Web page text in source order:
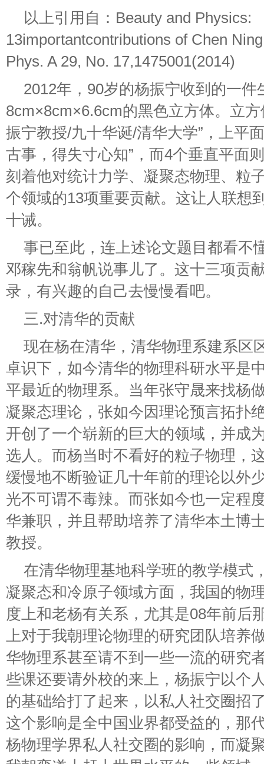
以上引用自：Beauty and Physics:
13importantcontributions of Chen
Phys. A 29, No. 17,1475001(2014)
2012年，90岁的杨振宁收到的一件
8cm×8cm×6.6cm的黑色立方体。立
振宁教授/九十华诞/清华大学”，上平
古事，得失寸心知”，而4个垂直平面
刻着他对统计力学、凝聚态物理、粒
个领域的13项重要贡献。这让人联想
十诫。
事已至此，连上述论文题目都看不
邓稼先和翁帆说事儿了。这十三项贡
录，有兴趣的自己去慢慢看吧。
三.对清华的贡献
现在杨在清华，清华物理系建系区
卓识下，如今清华的物理科研水平是
平最近的物理系。当年张守晟来找杨
凝聚态理论，张如今因理论预言拓扑
开创了一个崭新的巨大的领域，并成
选人。而杨当时不看好的粒子物理，
缓慢地不断验证几十年前的理论以外
光不可谓不毒辣。而张如今也一定程
华兼职，并且帮助培养了清华本土博
教授。
在清华物理基地科学班的教学模式
凝聚态和冷原子领域方面，我国的物
度上和老杨有关系，尤其是08年前后
上对于我朝理论物理的研究团队培养
华物理系甚至请不到一些一流的研究
些课还要请外校的来上，杨振宁以个
的基础给打了起来，以私人社交圈招
这个影响是全中国业界都受益的，那
杨物理学界私人社交圈的影响，而凝